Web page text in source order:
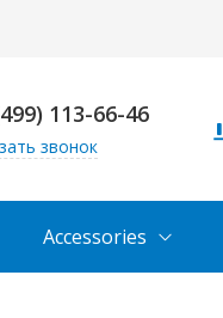
113-66-46
звонок
Accessories